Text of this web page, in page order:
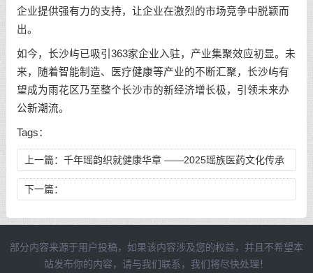
企业提供强有力的支持，让企业在激烈的市场竞争中脱颖而
出。
如今，长沙屿已吸引363家企业入驻，产业集聚效应初显。未
来，随着智能制造、医疗健康等产业的不断汇聚，长沙屿有
望成为雨花区乃至整个长沙市的新经济增长极，引领未来办
公新潮流。
Tags：
上一篇： 千年瑶韵织就健康华章 ——2025瑶族医药文化传承
盛典启幕
下一篇：
部分内容来源于用户投稿，如果该内容涉及您的权益，并且不希望本
站发布你的内容，请与我们联系，我们将尽快处理！